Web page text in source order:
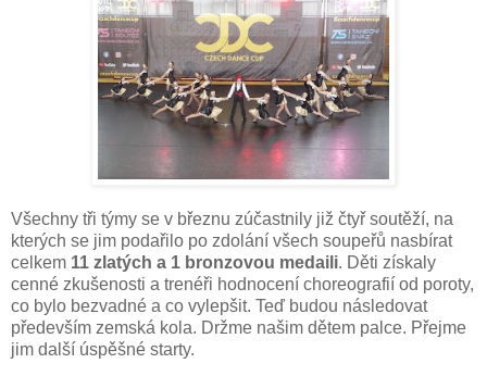
Všechny tři týmy se v březnu zúčastnily již čtyř soutěží, na
kterých se jim podařilo po zdolání všech soupeřů nasbírat
celkem 11 zlatých a 1 bronzovou medaili. Děti získaly
cenné zkušenosti a trenéři hodnocení choreografií od poroty,
co bylo bezvadné a co vylepšit. Teď budou následovat
především zemská kola. Držme našim dětem palce. Přejme
jim další úspěšné starty.